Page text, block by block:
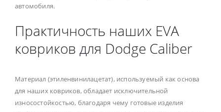
автомобиля.
Практичность наших EVA
ковриков для Dodge Caliber
Материал (этиленвинилацетат), используемый как основа
для наших ковриков, обладает исключительной
износостойкостью, благодаря чему готовые изделия